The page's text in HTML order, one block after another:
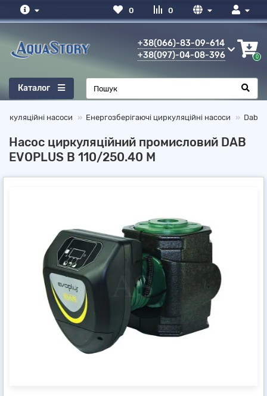
0
0
+38(066)-83-09-614
+38(097)-04-08-396
0
Каталог
насоси Енергозберігаючі циркуляційні насоси Dab
Насос циркуляційний промисловий DAB
EVOPLUS B 110/250.40 M